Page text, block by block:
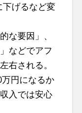
下げるなど変
な要因」、
などでアフ
右される。
円になるか
入では安心